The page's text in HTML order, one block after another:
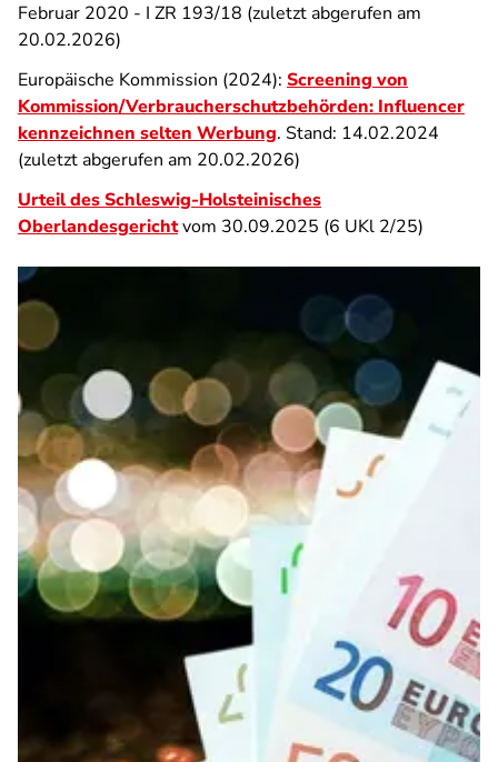
Februar 2020 - I ZR 193/18 (zuletzt abgerufen am
20.02.2026)
Europäische Kommission (2024): Screening von
Kommission/Verbraucherschutzbehörden: Influencer
kennzeichnen selten Werbung. Stand: 14.02.2024
(zuletzt abgerufen am 20.02.2026)
Urteil des Schleswig-Holsteinisches
Oberlandesgerichtvom 30.09.2025 (6 UKl 2/25)